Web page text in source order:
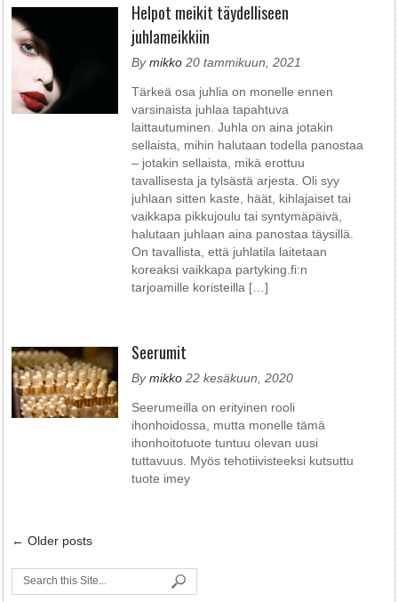
Helpot meikit täydelliseen
juhlameikkiin
Bymikko 20 tammikuun, 2021
Tärkeä osa juhlia on monelle ennen
varsinaista juhlaa tapahtuva
laittautuminen. Juhla on aina jotakin
sellaista, mihin halutaan todella panostaa
– jotakin sellaista, mikä erottuu
tavallisesta ja tylsästä arjesta. Oli syy
juhlaan sitten kaste, häät, kihlajaiset tai
vaikkapa pikkujoulu tai syntymäpäivä,
halutaan juhlaan aina panostaa täysillä.
On tavallista, että juhlatila laitetaan
koreaksi vaikkapa partyking.fi:n
tarjoamille koristeilla […]
Seerumit
Bymikko 22 kesäkuun, 2020
Seerumeilla on erityinen rooli
ihonhoidossa, mutta monelle tämä
ihonhoitotuote tuntuu olevan uusi
tuttavuus. Myös tehotiivisteeksi kutsuttu
tuote imey
← Older posts